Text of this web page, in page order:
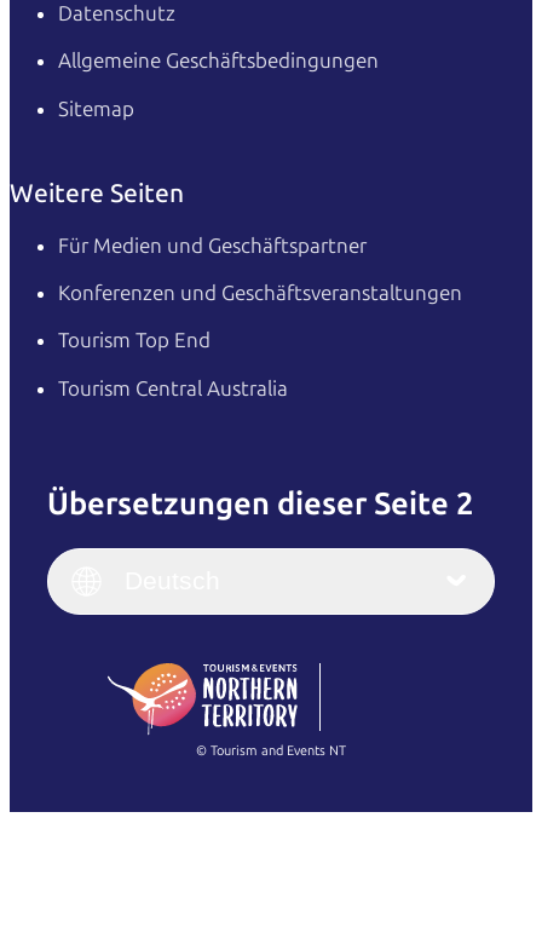
Datenschutz
Allgemeine Geschäftsbedingungen
Sitemap
Weitere Seiten
Für Medien und Geschäftspartner
Konferenzen und Geschäftsveranstaltungen
Tourism Top End
Tourism Central Australia
Übersetzungen dieser Seite 2
English
(Singapore)
Français
Italiano
繁體中文
© Tourism and Events NT